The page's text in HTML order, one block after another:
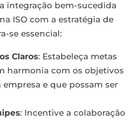
integração bem-sucedida
ISO com a estratégia de
se essencial:
Claros: Estabeleça metas
harmonia com os objetivos
e que possam ser
: Incentive a colaboração